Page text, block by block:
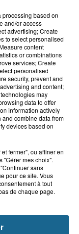
du 15-Août
première ligne
based on
and/or access
advertising; Create
to select personalised
content
or combinations
services; Create
personalised
security, prevent and
and content;
may
data to offer
information actively
combine data from
devices based on
fermer", ou affiner en
"Gérer mes choix".
sans
pour ce site. Vous
à tout
de chaque page.